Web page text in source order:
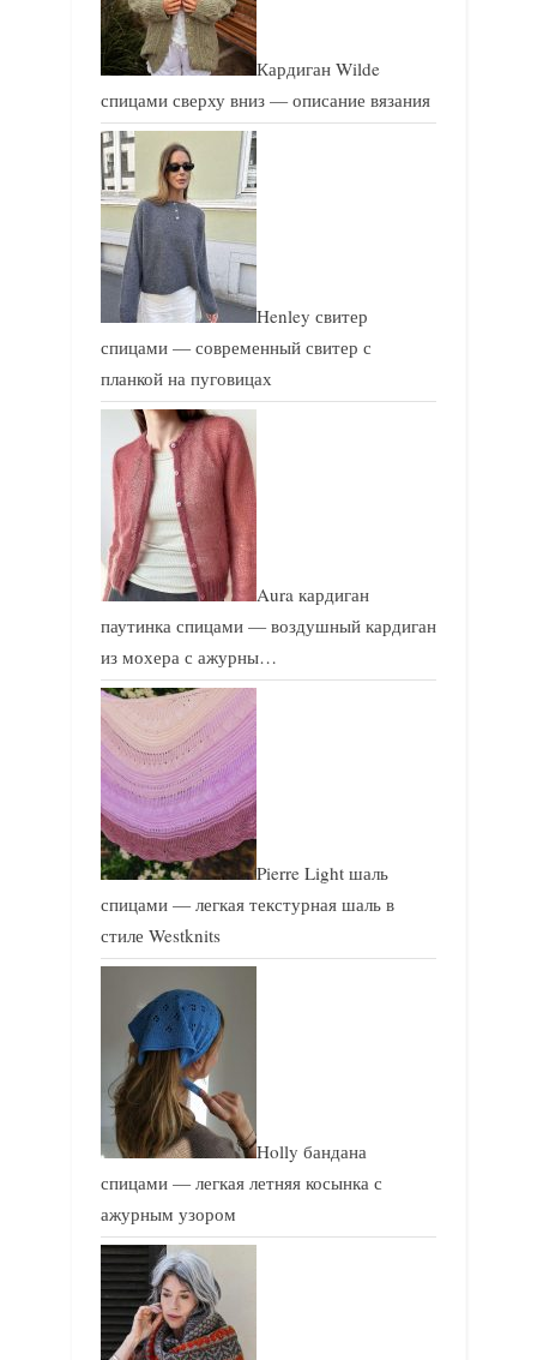
Кардиган Wilde
спицами сверху вниз — описание вязания
Henley свитер
спицами — современный свитер с
планкой на пуговицах
Aura кардиган
паутинка спицами — воздушный кардиган
из мохера с ажурны…
Pierre Light шаль
спицами — легкая текстурная шаль в
стиле Westknits
Holly бандана
спицами — легкая летняя косынка с
ажурным узором